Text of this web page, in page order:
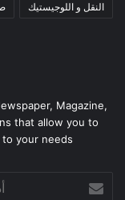
النقل و اللوجيستيك
Magazine,
that allow you to
your needs.
بريدك